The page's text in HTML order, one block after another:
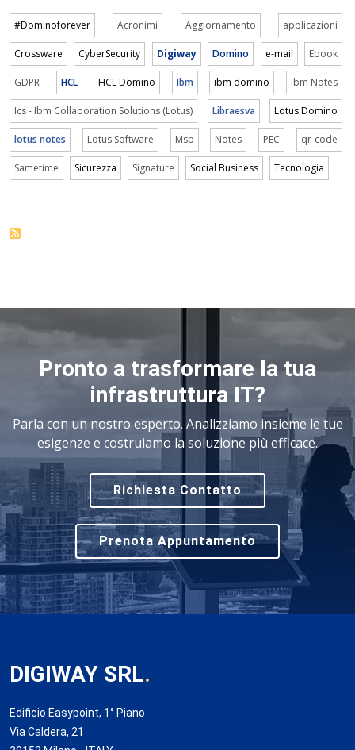
#Dominoforever Acronimi Aggiornamento applicazioni
Crossware CyberSecurity Digiway Domino e-mail Ebook
GDPR HCL HCL Domino Ibm ibm domino Ibm Notes
Ics - Ibm Collaboration Solutions (Lotus) Libraesva Lotus Domino
lotus notes Lotus Software Msp Notes PEC qr-code
Sametime Sicurezza Signature Social Business Tecnologia
Pronto a trasformare la tua
infrastruttura IT?
Parla con un nostro esperto. Analizziamo insieme le tue
esigenze e costruiamo la soluzione più efficace.
Richiesta Contatto
Prenota Appuntamento
DIGIWAY SRL.
Edificio Easypoint, 1° Piano
Via Caldera, 21